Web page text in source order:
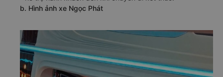
b. Hình ảnh xe Ngọc Phát